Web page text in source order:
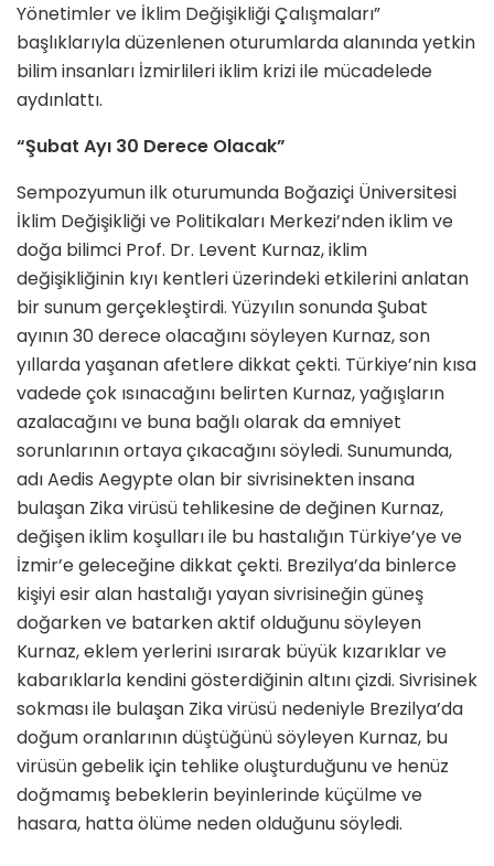
Yönetimler ve İklim Değişikliği Çalışmaları”
başlıklarıyla düzenlenen oturumlarda alanında yetkin
bilim insanları İzmirlileri iklim krizi ile mücadelede
aydınlattı.
“Şubat Ayı 30 Derece Olacak”
Sempozyumun ilk oturumunda Boğaziçi Üniversitesi
İklim Değişikliği ve Politikaları Merkezi’nden iklim ve
doğa bilimci Prof. Dr. Levent Kurnaz, iklim
değişikliğinin kıyı kentleri üzerindeki etkilerini anlatan
bir sunum gerçekleştirdi. Yüzyılın sonunda Şubat
ayının 30 derece olacağını söyleyen Kurnaz, son
yıllarda yaşanan afetlere dikkat çekti. Türkiye’nin kısa
vadede çok ısınacağını belirten Kurnaz, yağışların
azalacağını ve buna bağlı olarak da emniyet
sorunlarının ortaya çıkacağını söyledi. Sunumunda,
adı Aedis Aegypte olan bir sivrisinekten insana
bulaşan Zika virüsü tehlikesine de değinen Kurnaz,
değişen iklim koşulları ile bu hastalığın Türkiye’ye ve
İzmir’e geleceğine dikkat çekti. Brezilya’da binlerce
kişiyi esir alan hastalığı yayan sivrisineğin güneş
doğarken ve batarken aktif olduğunu söyleyen
Kurnaz, eklem yerlerini ısırarak büyük kızarıklar ve
kabarıklarla kendini gösterdiğinin altını çizdi. Sivrisinek
sokması ile bulaşan Zika virüsü nedeniyle Brezilya’da
doğum oranlarının düştüğünü söyleyen Kurnaz, bu
virüsün gebelik için tehlike oluşturduğunu ve henüz
doğmamış bebeklerin beyinlerinde küçülme ve
hasara, hatta ölüme neden olduğunu söyledi.